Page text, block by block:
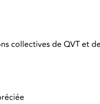
collectives de QVT et